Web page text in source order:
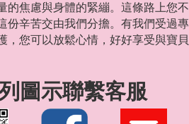
的焦慮與身體的緊繃。這條路上您不
份辛苦交由我們分擔。有我們受過專
，您可以放鬆心情，好好享受與寶貝
圖示聯繫客服